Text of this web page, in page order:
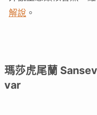
解說。
瑪莎虎尾蘭
var